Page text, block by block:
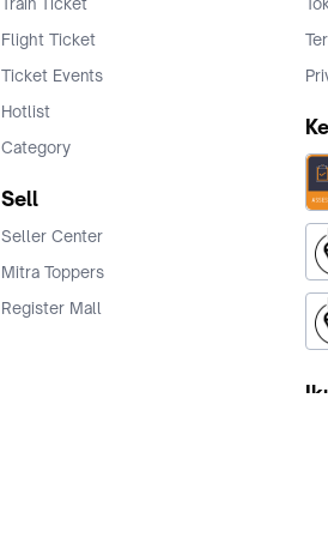
Flight Ticket
Ticket Events
Hotlist
Category
Sell
Seller Center
Mitra Toppers
Register Mall